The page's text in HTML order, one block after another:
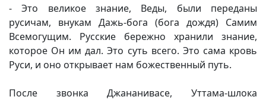
- Это великое знание, Веды, были переданы
русичам, внукам Дажь-бога (бога дождя) Самим
Всемогущим. Русские бережно хранили знание,
которое Он им дал. Это суть всего. Это сама кровь
Руси, и оно открывает нам божественный путь.
После звонка Джананивасе, Уттама-шлока